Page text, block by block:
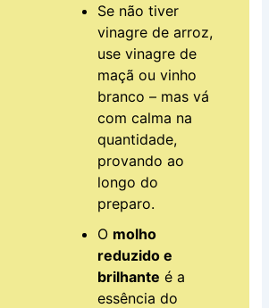
Se não tiver
vinagre de arroz,
use vinagre de
maçã ou vinho
branco – mas vá
com calma na
quantidade,
provando ao
longo do
preparo.
O molho
reduzido e
brilhante é a
essência do